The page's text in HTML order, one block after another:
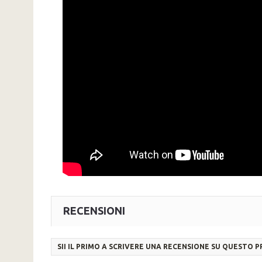
RECENSIONI
SII IL PRIMO A SCRIVERE UNA RECENSIONE SU QUESTO